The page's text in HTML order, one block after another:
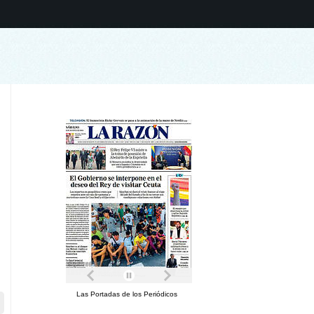
Las Portadas de los Periódicos